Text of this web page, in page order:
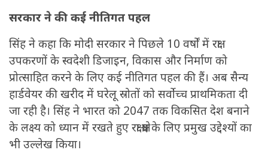
सरकार ने की कई नीतिगत पहल
सिंह ने कहा कि मोदी सरकार ने पिछले 10 वर्षों में रक्षा
उपकरणों के स्वदेशी डिजाइन, विकास और निर्माण को
प्रोत्साहित करने के लिए कई नीतिगत पहल की हैं। अब सैन्य
हार्डवेयर की खरीद में घरेलू स्रोतों को सर्वोच्च प्राथमिकता दी
जा रही है। सिंह ने भारत को 2047 तक विकसित देश बनाने
के लक्ष्य को ध्यान में रखते हुए रक्षा क्षेत्र के लिए प्रमुख उद्देश्यों का
भी उल्लेख किया।